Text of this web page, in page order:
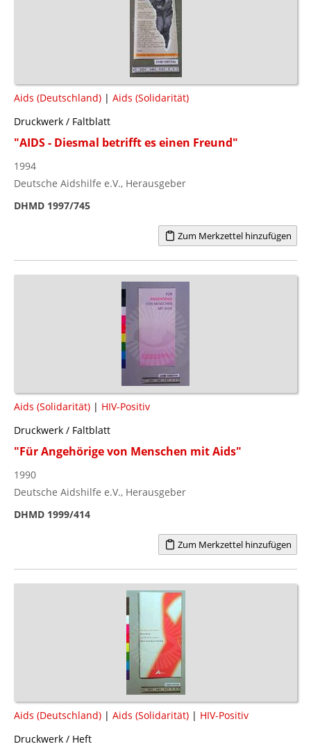
Aids (Deutschland) | Aids (Solidarität)
Druckwerk / Faltblatt
"AIDS - Diesmal betrifft es einen Freund"
1994
Deutsche Aidshilfe e.V., Herausgeber
DHMD 1997/745
Zum Merkzettel hinzufügen
Aids (Solidarität) | HIV-Positiv
Druckwerk / Faltblatt
"Für Angehörige von Menschen mit Aids"
1990
Deutsche Aidshilfe e.V., Herausgeber
DHMD 1999/414
Zum Merkzettel hinzufügen
Aids (Deutschland) | Aids (Solidarität) | HIV-Positiv
Druckwerk / Heft